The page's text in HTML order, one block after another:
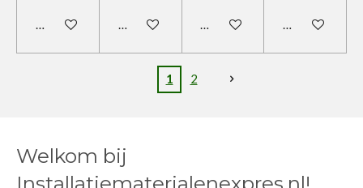
In winkelwagen In winkelwagenIn winkelwagenIn
1 2
Welkom bij
Installatiematerialenexpres.nl!